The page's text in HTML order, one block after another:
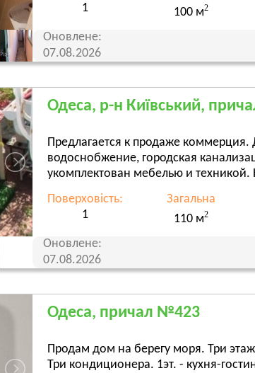
1
100 м2
Оновлене:
07.08.2026
Одеса, р-н Київський,
Предлагается к продаже коммерция.
водоснобжение, городская
укомплектован мебелью и техникой.
Поверховість:
1
Загальна
110 м2
Оновлене:
07.08.2026
Одеса, причал №423
Продам дом на берегу моря. Три
Три кондиционера. 1эт. - кухня-